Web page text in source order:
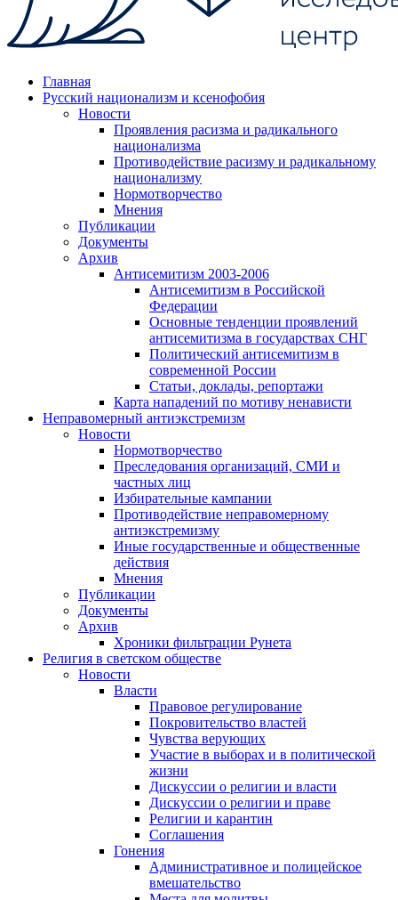
Главная
Русский национализм и ксенофобия
Новости
Проявления расизма и радикального
национализма
Противодействие расизму и радикальному
национализму
Нормотворчество
Мнения
Публикации
Документы
Архив
Антисемитизм 2003-2006
Антисемитизм в Российской
Федерации
Основные тенденции проявлений
антисемитизма в государствах СНГ
Политический антисемитизм в
современной России
Статьи, доклады, репортажи
Карта нападений по мотиву ненависти
Неправомерный антиэкстремизм
Новости
Нормотворчество
Преследования организаций, СМИ и
частных лиц
Избирательные кампании
Противодействие неправомерному
антиэкстремизму
Иные государственные и общественные
действия
Мнения
Публикации
Документы
Архив
Хроники фильтрации Рунета
Религия в светском обществе
Новости
Власти
Правовое регулирование
Покровительство властей
Чувства верующих
Участие в выборах и в политической
жизни
Дискуссии о религии и власти
Дискуссии о религии и праве
Религии и карантин
Соглашения
Гонения
Административное и полицейское
вмешательство